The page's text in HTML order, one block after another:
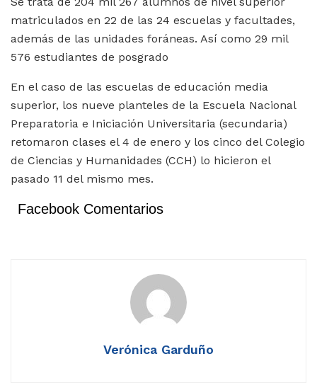
matriculados en 22 de las 24 escuelas y facultades,
además de las unidades foráneas. Así como 29 mil
576 estudiantes de posgrado
En el caso de las escuelas de educación media
superior, los nueve planteles de la Escuela Nacional
Preparatoria e Iniciación Universitaria (secundaria)
retomaron clases el 4 de enero y los cinco del Colegio
de Ciencias y Humanidades (CCH) lo hicieron el
pasado 11 del mismo mes.
Facebook Comentarios
Verónica Garduño